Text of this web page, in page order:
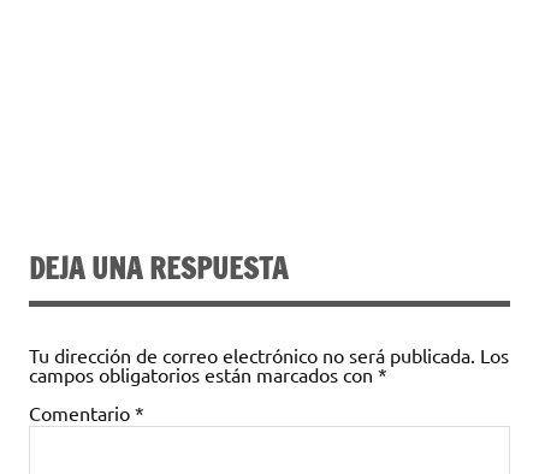
DEJA UNA RESPUESTA
Tu dirección de correo electrónico no será publicada. Los
campos obligatorios están marcados con *
Comentario *